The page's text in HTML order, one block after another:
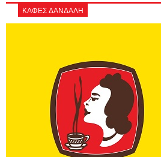
ΚΑΦΕΣ ΔΑΝΔΑΛΗ